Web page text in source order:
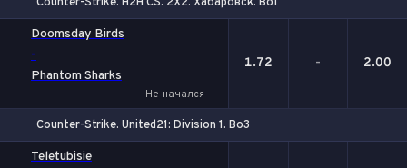
Doomsday Birds
-
Phantom Sharks
Не начался
1.72 - 2.00
Counter-Strike. United21: Division 1. Bo3
Teletubisie